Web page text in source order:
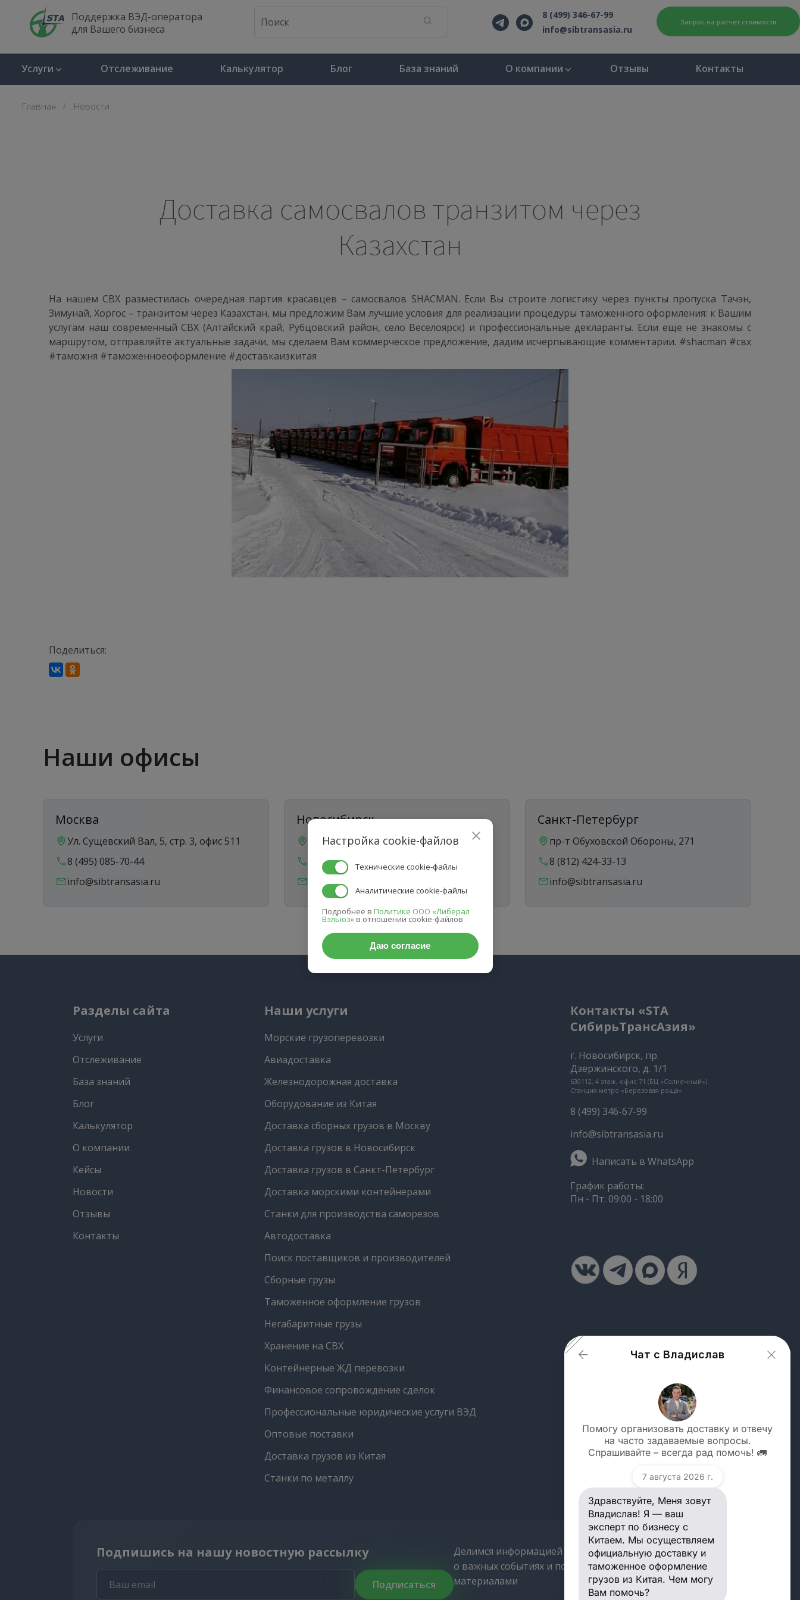
Поддержка ВЭД-оператора
для Вашего бизнеса
8 (499) 346-67-99
info@sibtransasia.ru
Запрос на расчет стоимости
Услуги Отслеживание Калькулятор Блог База знаний О компании Отзывы Контакты
Настройка cookie-файлов
Технические cookie-файлы
Аналитические cookie-файлы
Подробнее в Политике ООО «Либерал
Вэльюз»в отношении cookie-файлов
Даю согласие
Главная Новости
Доставка самосвалов транзитом через
Казахстан
На нашем СВХ разместилась очередная партия красавцев – самосвалов SHACMAN. Если Вы строите логистику через пункты пропуска Тачэн,
Зимунай, Хоргос – транзитом через Казахстан, мы предложим Вам лучшие условия для реализации процедуры таможенного оформления: к Вашим
услугам наш современный СВХ (Алтайский край, Рубцовский район, село Веселоярск) и профессиональные декларанты. Если еще не знакомы с
маршрутом, отправляйте актуальные задачи, мы сделаем Вам коммерческое предложение, дадим исчерпывающие комментарии. #shacman #свх
#таможня #таможенноеоформление #доставкаизкитая
Поделиться:
Наши офисы
Москва
Ул. Сущевский Вал, 5, стр. 3, офис 511
8 (495) 085-70-44
info@sibtransasia.ru
Новосибирск
пр-т Дзержинского 1/1, офис 71
8 (383) 207-88-60
info@sibtransasia.ru
Санкт-Петербург
пр-т Обуховской Обороны, 271
8 (812) 424-33-13
info@sibtransasia.ru
Контакты «STA
СибирьТрансАзия»
г. Новосибирск, пр.
Дзержинского, д. 1/1
630112, 4 этаж, офис 71 (БЦ «Солнечный»).
Станция метро «Березовая роща».
8 (499) 346-67-99
info@sibtransasia.ru
Написать в WhatsApp
График работы:
Пн - Пт: 09:00 - 18:00
Разделы сайта
Услуги
Отслеживание
База знаний
Блог
Калькулятор
О компании
Кейсы
Новости
Отзывы
Контакты
Наши услуги
Морские грузоперевозки
Авиадоставка
Железнодорожная доставка
Оборудование из Китая
Доставка сборных грузов в Москву
Доставка грузов в Новосибирск
Доставка грузов в Санкт-Петербург
Доставка морскими контейнерами
Станки для производства саморезов
Автодоставка
Поиск поставщиков и производителей
Сборные грузы
Таможенное оформление грузов
Негабаритные грузы
Хранение на СВХ
Контейнерные ЖД перевозки
Финансовое сопровождение сделок
Профессиональные юридические услуги ВЭД
Оптовые поставки
Доставка грузов из Китая
Станки по металлу
Подпишись на нашу новостную рассылку
Подписаться
Делимся информацией только
о важных событиях и полезными
материалами
Задать вопрос
Здравствуйте, Меня зовут Владислав!
Китаем. Мы осуществляем
официальную доставку и таможенное
оформление грузов из Китая. Чем
могу Вам помочь?
От чего зависит стоимость
доставки груза из Китая?
Как рассчитать стоимость доставки
Чат с Владислав
Помогу организовать доставку и отвечу
на часто задаваемые вопросы.
Спрашивайте – всегда рад помочь! 🚛
7 августа 2026 г.
Здравствуйте, Меня зовут
Владислав! Я — ваш
эксперт по бизнесу с
Китаем. Мы осуществляем
официальную доставку и
таможенное оформление
грузов из Китая. Чем могу
Вам помочь?
От чего зависит стоимость доставки
Как рассчитать стоимость доставки
моего груза?
Какие сроки доставки грузов из Китая в
Как я могу отследить свой груз?
Вы работаете с физ лицами? Вы
доставляете личные вещи (любые вещи
личные или малые партии) из Китая?
Вы оказываете неофициальную/
черную/карго доставку?